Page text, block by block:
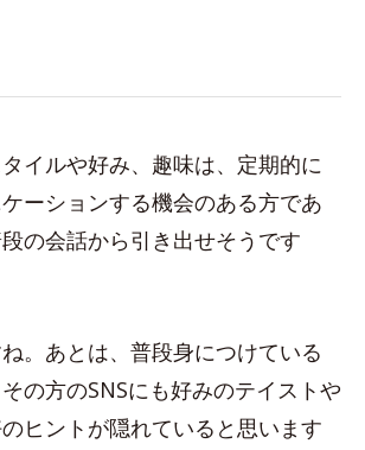
イルや好み、趣味は、定期的に
ーションする機会のある方であ
の会話から引き出せそうです
。あとは、普段身につけている
の方のSNSにも好みのテイストや
ヒントが隠れていると思います